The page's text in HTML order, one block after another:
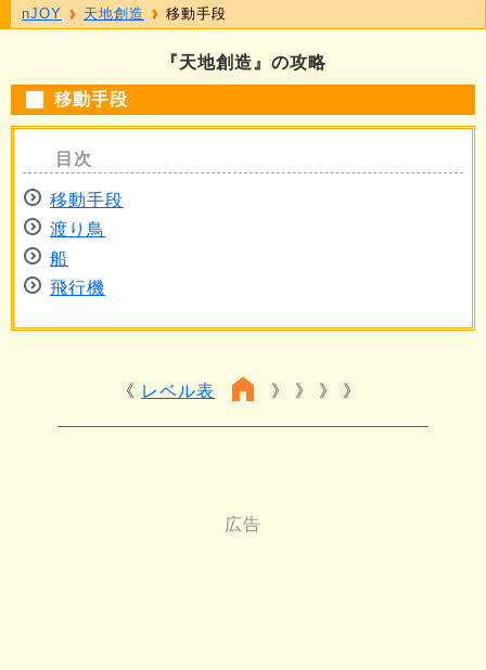
『天地創造』の攻略
移動手段
移動手段
渡り鳥
船
飛行機
レベル表 》 》 》
nJOY 天地創造 移動手段